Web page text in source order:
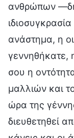
ανθρώπων
ανάστημα, η
γεννηθήκατε,
σου η
μαλλιών και
ώρα της
διευθετηθεί